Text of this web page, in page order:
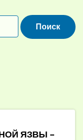
ЯЗВЫ -